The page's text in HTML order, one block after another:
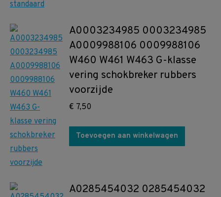
A0003234985 0003234985
A0009988106 0009988106
W460 W461 W463 G-klasse
vering schokbreker rubbers
voorzijde
€ 7,50
Toevoegen aan winkelwagen
A0285454032 0285454032